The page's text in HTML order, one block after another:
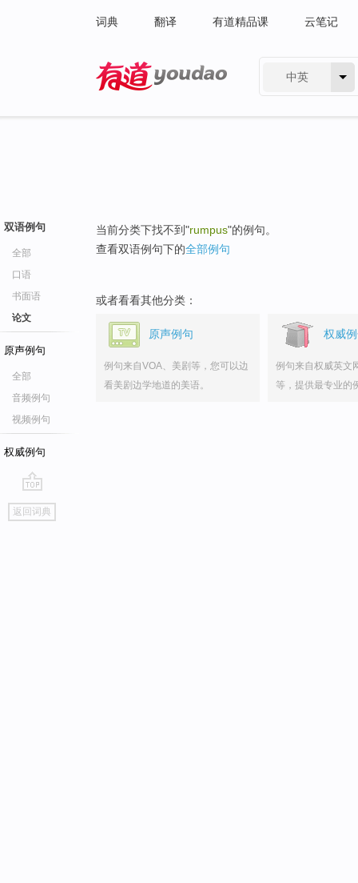
词典 翻译 有道精品课 云笔记
中英
双语例句
全部
口语
书面语
论文
原声例句
全部
音频例句
视频例句
权威例句
go
top
返回词典
当前分类下找不到"rumpus"的例句。
查看双语例句下的全部例句
或者看看其他分类：
原声例句
例句来自VOA、美剧等，您可以边
看美剧边学地道的美语。
权威
例句来自权威英文
等，提供最专业的